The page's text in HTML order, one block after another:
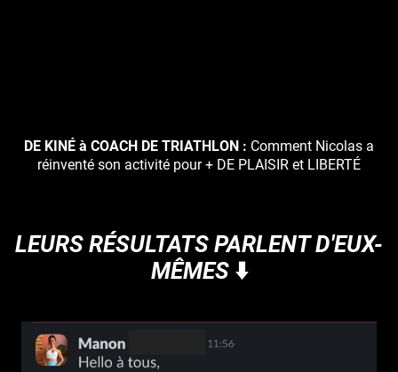
DE KINÉ à COACH DE TRIATHLON : Comment Nicolas a
réinventé son activité pour + DE PLAISIR et LIBERTÉ
LEURS RÉSULTATS PARLENT D'EUX-
MÊMES ⬇️